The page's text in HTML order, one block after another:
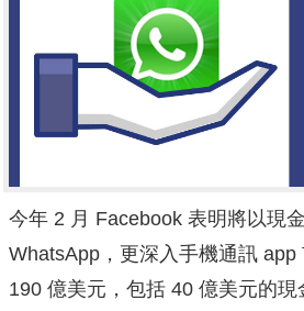
今年 2 月 Facebook 表明將以現
WhatsApp，更深入手機通訊 app
190 億美元，包括 40 億美元的